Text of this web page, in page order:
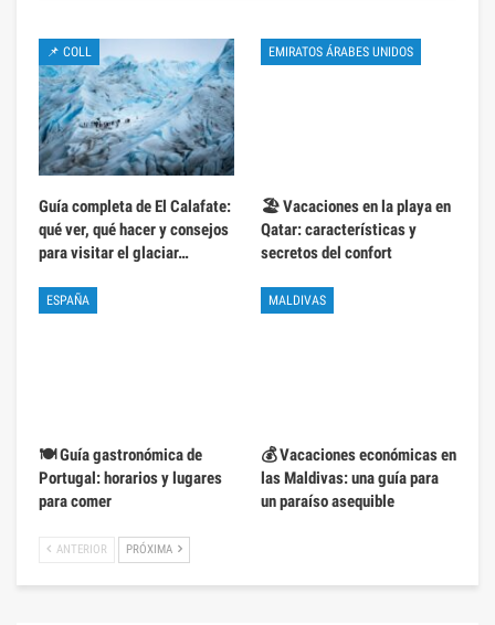
📌 COLL
Guía completa de El Calafate:
qué ver, qué hacer y consejos
para visitar el glaciar…
EMIRATOS ÁRABES UNIDOS
🏖️ Vacaciones en la playa en
Qatar: características y
secretos del confort
ESPAÑA
🍽️ Guía gastronómica de
Portugal: horarios y lugares
para comer
MALDIVAS
💰 Vacaciones económicas en
las Maldivas: una guía para
un paraíso asequible
ANTERIOR PRÓXIMA